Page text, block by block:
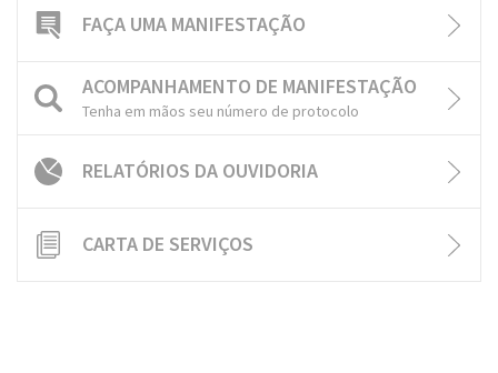
FAÇA UMA MANIFESTAÇÃO
ACOMPANHAMENTO DE MANIFESTAÇÃO
Tenha em mãos seu número de protocolo
RELATÓRIOS DA OUVIDORIA
CARTA DE SERVIÇOS